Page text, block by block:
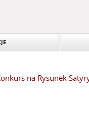
na Rysunek